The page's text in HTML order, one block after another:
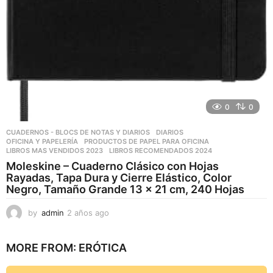
0 0
CUADERNOS - BLOCS DE NOTAS Y DIARIOS ,DIARIOS
OFICINA Y PAPELERÍA
,PRODUCTOS DE PAPEL PARA OFICINA
LIBROS MAS VENDIDOS 2023
,LIBROS RECOMENDADOS 2024
Moleskine – Cuaderno Clásico con Hojas
Rayadas, Tapa Dura y Cierre Elástico, Color
Negro, Tamaño Grande 13 x 21 cm, 240 Hojas
by admin 2 años ago
o
MORE FROM: ERÓTICA